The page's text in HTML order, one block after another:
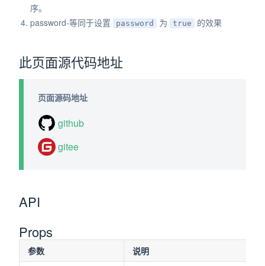
序。
password-等同于设置
password 为 true 的效果
此页面源代码地址
页面源码地址
github
gitee
API
Props
参数
说明